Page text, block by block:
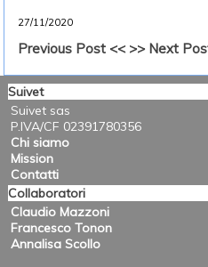
27/11/2020
Previous Post << >> Next
Suivet
Suivet sas
P.IVA/CF 02391780356
Chi siamo
Mission
Contatti
Collaboratori
Claudio Mazzoni
Francesco Tonon
Annalisa Scollo